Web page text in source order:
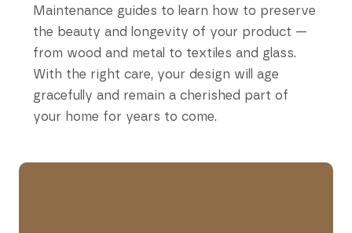
Maintenance guides to learn how to preserve
the beauty and longevity of your product —
from wood and metal to textiles and glass.
With the right care, your design will age
gracefully and remain a cherished part of
your home for years to come.